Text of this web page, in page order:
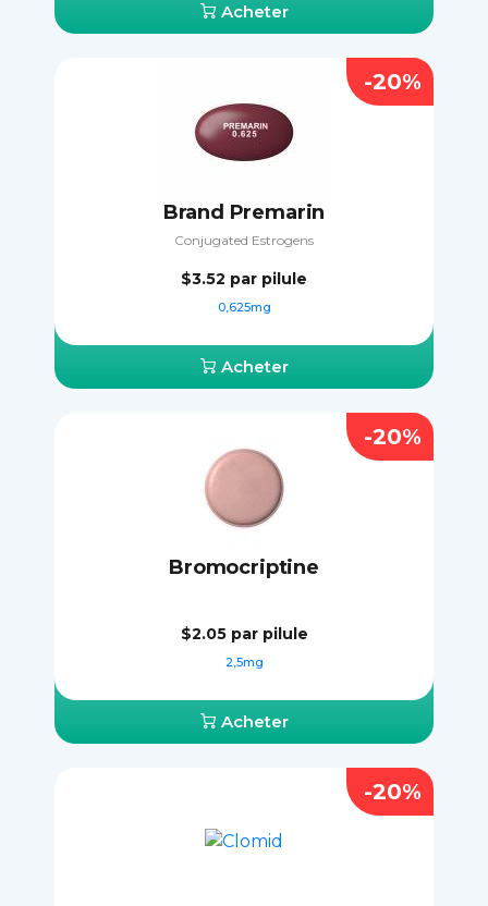
Acheter
Brand Premarin
Conjugated Estrogens
$3.52 par pilule
0,625mg
Acheter
-20%
Bromocriptine
$2.05 par pilule
2,5mg
Acheter
-20%
-20%